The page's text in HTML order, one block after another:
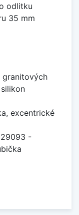
odlitku
35 mm
granitových
excentrické
-